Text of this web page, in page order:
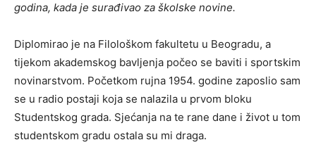
godina, kada je surađivao za školske novine.
Diplomirao je na Filološkom fakultetu u Beogradu, a
tijekom akademskog bavljenja počeo se baviti i sportskim
novinarstvom. Početkom rujna 1954. godine zaposlio sam
se u radio postaji koja se nalazila u prvom bloku
Studentskog grada. Sjećanja na te rane dane i život u tom
studentskom gradu ostala su mi draga.